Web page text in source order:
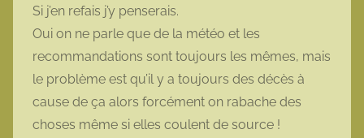
Si j’en refais j’y penserais.
Oui on ne parle que de la météo et les
recommandations sont toujours les mêmes, mais
le problème est qu’il y a toujours des décès à
cause de ça alors forcément on rabache des
choses même si elles coulent de source !